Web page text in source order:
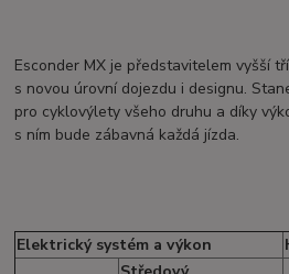
Esconder MX je představitelem vyšší
s novou úrovní dojezdu i designu.
pro cyklovýlety všeho druhu a díky
s ním bude zábavná každá jízda.
Elektrický systém a výkon